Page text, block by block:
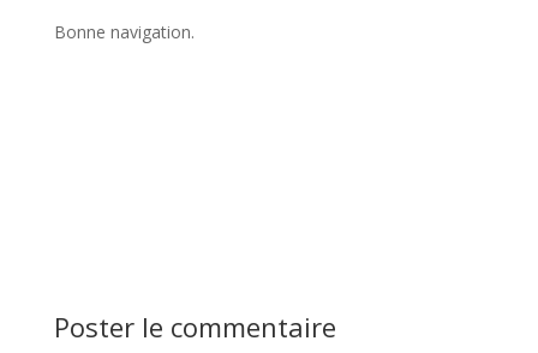
Bonne navigation.
Poster le commentaire